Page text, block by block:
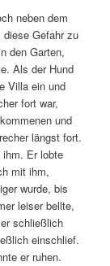
neben dem
diese Gefahr zu
den Garten,
Als der Hund
Villa ein und
fort war,
und
längst fort.
ihm. Er lobte
mit ihm,
wurde, bis
leiser bellte,
schließlich
einschlief.
er ruhen.